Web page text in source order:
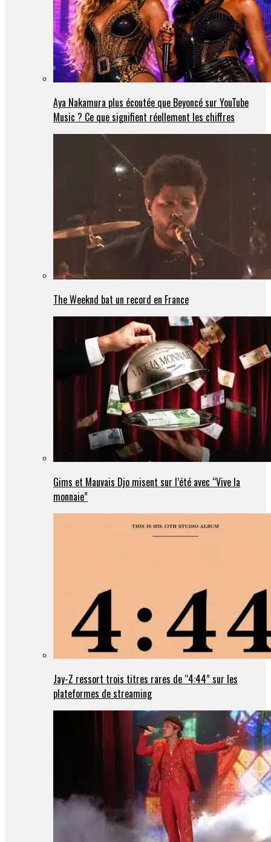
Aya Nakamura plus écoutée que Beyoncé sur YouTube
Music ? Ce que signifient réellement les chiffres
The Weeknd bat un record en France
Gims et Mauvais Djo misent sur l’été avec “Vive la
monnaie”
Jay-Z ressort trois titres rares de “4:44” sur les
plateformes de streaming